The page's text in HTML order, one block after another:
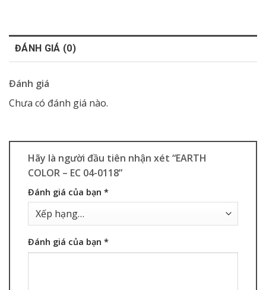
ĐÁNH GIÁ (0)
Đánh giá
Chưa có đánh giá nào.
Hãy là người đầu tiên nhận xét “EARTH
COLOR – EC 04-0118”
Đánh giá của bạn *
Đánh giá của bạn *